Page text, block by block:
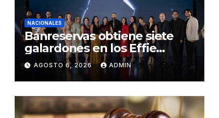
NACIONALES
Banreservas obtiene siete
galardones en los Effie
Awards República
Dominicana 2026
AGOSTO 6, 2026 ADMIN